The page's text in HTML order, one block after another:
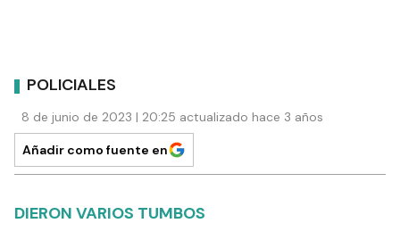
POLICIALES
8 de junio de 2023 | 20:25 actualizado hace 3 años
Añadir como fuente en
DIERON VARIOS TUMBOS